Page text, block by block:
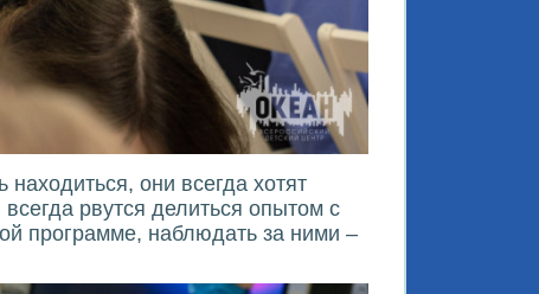
они всегда хотят
рвутся делиться опытом с
программе, наблюдать за ними –